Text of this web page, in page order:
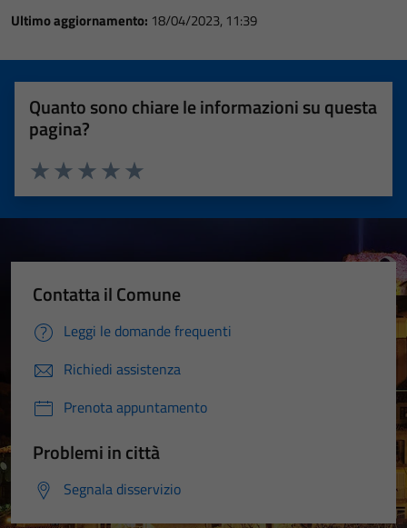
Ultimo aggiornamento: 18/04/2023, 11:39
Quanto sono chiare le informazioni su questa
pagina?
Valuta 5 stelle su 5
Valuta 4 stelle su 5
Valuta 3 stelle su 5
Valuta 2 stelle su 5
Valuta 1 stelle su 5
Contatta il Comune
Leggi le domande frequenti
Richiedi assistenza
Prenota appuntamento
Problemi in città
Segnala disservizio